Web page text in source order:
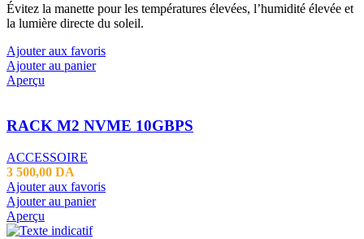
Évitez la manette pour les températures élevées, l’humidité élevée et
la lumière directe du soleil.
Ajouter aux favoris
Ajouter au panier
Aperçu
RACK M2 NVME 10GBPS
ACCESSOIRE
3 500,00 DA
Ajouter aux favoris
Ajouter au panier
Aperçu